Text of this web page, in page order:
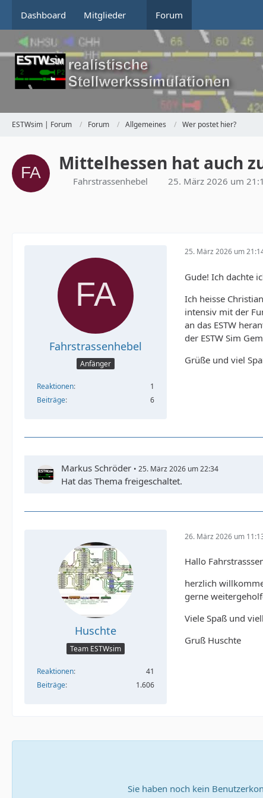
Dashboard Mitglieder Forum
ESTWsim | Forum Forum Allgemeines Wer postet hier?
Mittelhessen hat auch
Fahrstrassenhebel 25. März 2026 um
Fahrstrassenhebel
Anfänger
Reaktionen
1
Beiträge
6
25. März 2026 um
Gude! Ich dachte
Ich heisse
intensiv mit der
an das ESTW
der ESTW Sim
Grüße und viel
Markus Schröder 25. März 2026 um 22:34
Hat das Thema freigeschaltet.
Huschte
Team ESTWsim
Reaktionen
41
Beiträge
1.606
26. März 2026 um
Hallo
herzlich
gerne
Viele Spaß und
Gruß Huschte
Sie haben noch kein